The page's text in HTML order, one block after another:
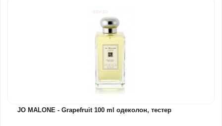
JO MALONE - Grapefruit 100 ml одеколон, тестер